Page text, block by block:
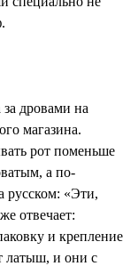
дровами на
магазина.
рот поменьше
а по-
русском: «Эти,
отвечает:
и крепление
латыш, и они с